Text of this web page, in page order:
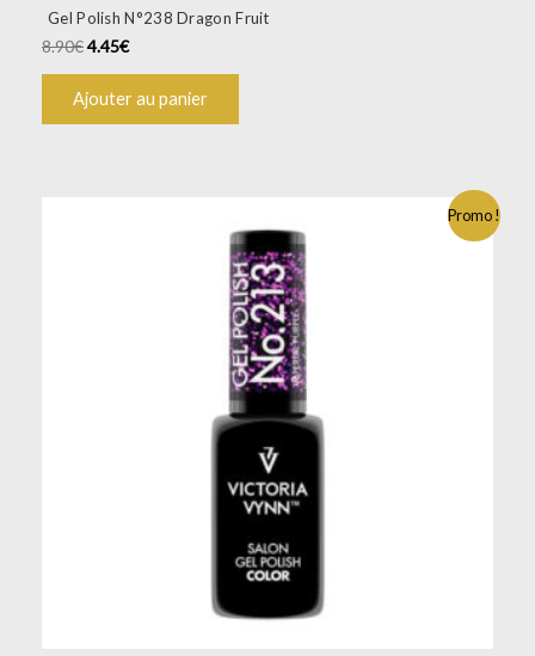
Gel Polish N°238 Dragon Fruit
8.90€4.45€
Ajouter au panier
Promo !